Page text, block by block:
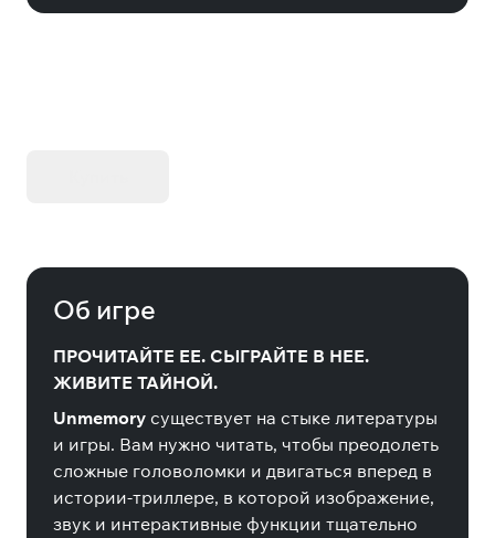
Об игре
ПРОЧИТАЙТЕ ЕЕ. СЫГРАЙТЕ В НЕЕ.
ЖИВИТЕ ТАЙНОЙ.
Unmemory существует на стыке литературы
и игры. Вам нужно читать, чтобы преодолеть
сложные головоломки и двигаться вперед в
истории-триллере, в которой изображение,
звук и интерактивные функции тщательно